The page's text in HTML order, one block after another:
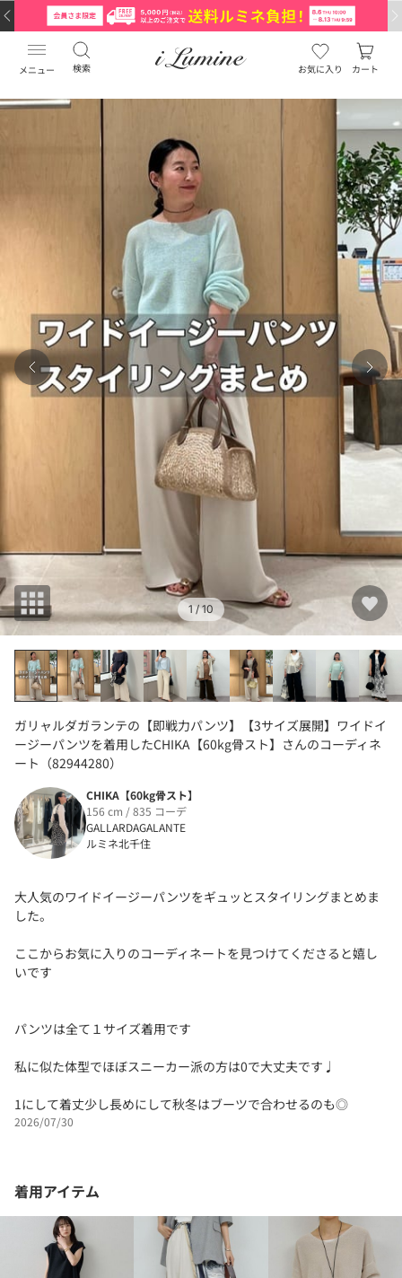
メニュー 検索 お気に入り カート
1/ 10
ガリャルダガランテの【即戦力パンツ】【3サイズ展開】ワイドイ
ージーパンツを着用したCHIKA【60kg骨スト】さんのコーディネ
ート（82944280）
CHIKA【60kg骨スト】
156 cm / 835 コーデ
GALLARDAGALANTE
ルミネ北千住
大人気のワイドイージーパンツをギュッとスタイリングまとめま
した。
ここからお気に入りのコーディネートを見つけてくださると嬉し
いです
パンツは全て１サイズ着用です
私に似た体型でほぼスニーカー派の方は0で大丈夫です♩
1にして着丈少し長めにして秋冬はブーツで合わせるのも◎
2026/07/30
着用アイテム